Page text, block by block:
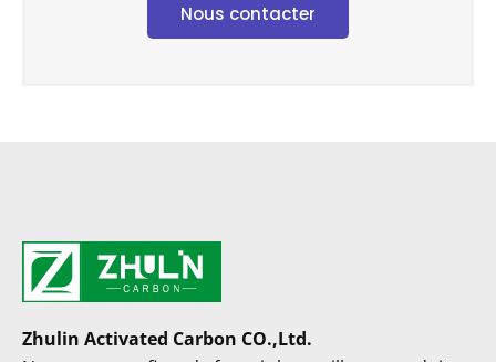
Nous contacter
Zhulin Activated Carbon CO.,Ltd.